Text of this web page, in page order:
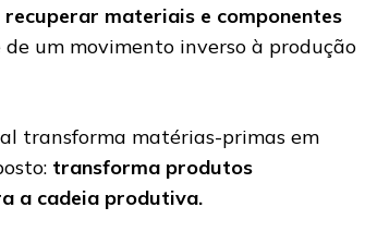
materiais e componentes
de um movimento inverso à produção
transforma matérias-primas em
transforma produtos
a cadeia produtiva.